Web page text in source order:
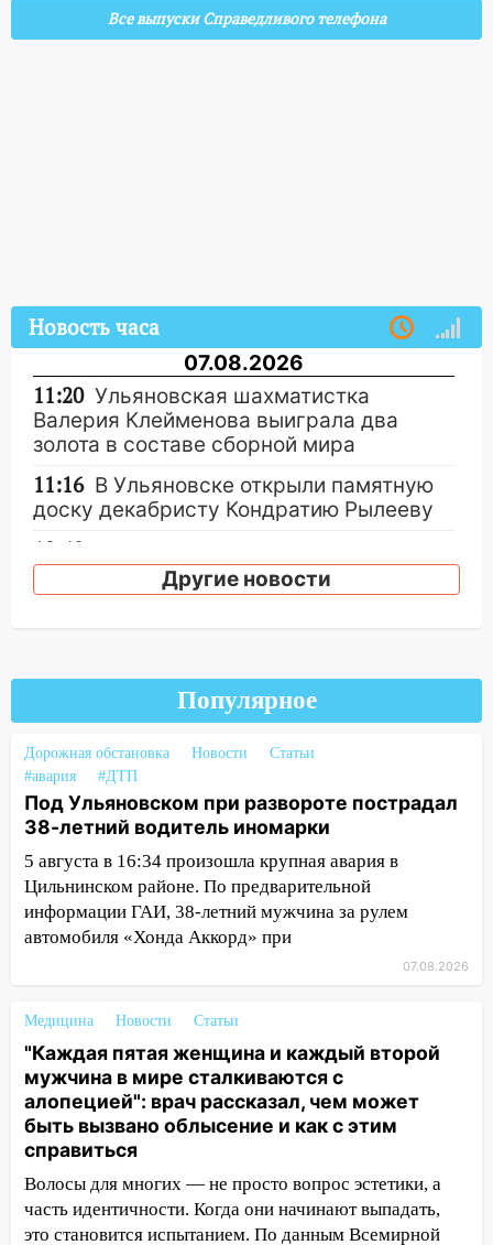
Все выпуски Справедливого телефона
Новость часа
07.08.2026
11:20 Ульяновская шахматистка
Валерия Клейменова выиграла два
золота в составе сборной мира
11:16 В Ульяновске открыли памятную
доску декабристу Кондратию Рылееву
10:40
нашли потерявшегося в заброшенных
садах 79-летнего мужчину
В Ульяновске двоих участников
коррупционной схемы при ЦГКБ
отправили в колонию на 7 и 8 лет
09:52 Ночью беспилотники сбили над
соседними Татарстаном и Саратовской
областью
09:41 Диана Шурыгина уверовала в
Бога в СИЗО
09:35 В Ульяновске директора фирмы
будут судить за неуплату налогов на 48
08:22
велосипедистку: пострадали двое
07:20 Жара возвращается: ожидается
знойный и сухой четверг
06:00
пострадал 38-летний водитель
иномарки
Другие новости
Популярное
Дорожная обстановка Новости
Статьи
#авария
#ДТП
Под Ульяновском при развороте пострадал
38-летний водитель иномарки
5 августа в 16:34 произошла крупная авария в
Цильнинском районе. По предварительной
информации ГАИ, 38-летний мужчина за рулем
автомобиля «Хонда Аккорд» при
07.08.2026
Медицина Новости Статьи
"Каждая пятая женщина и каждый второй
мужчина в мире сталкиваются с
алопецией": врач рассказал, чем может
быть вызвано облысение и как с этим
справиться
Волосы для многих — не просто вопрос эстетики, а
часть идентичности. Когда они начинают выпадать,
это становится испытанием. По данным Всемирной